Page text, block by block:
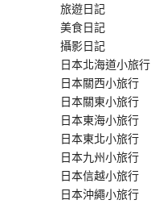
旅遊日記
美食日記
攝影日記
日本北海道小旅行
日本關西小旅行
日本關東小旅行
日本東海小旅行
日本東北小旅行
日本九州小旅行
日本信越小旅行
日本沖繩小旅行